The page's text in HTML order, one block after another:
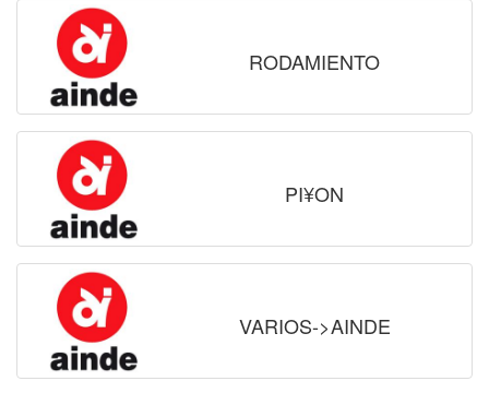
RODAMIENTO
PI¥ON
VARIOS->AINDE